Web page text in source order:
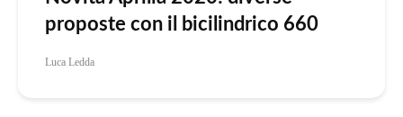
proposte con il bicilindrico 660
Luca Ledda